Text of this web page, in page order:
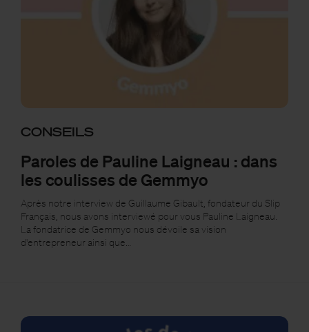
CONSEILS
Paroles de Pauline Laigneau : dans
les coulisses de Gemmyo
Après notre interview de Guillaume Gibault, fondateur du Slip
Français, nous avons interviewé pour vous Pauline Laigneau.
La fondatrice de Gemmyo nous dévoile sa vision
d'entrepreneur ainsi que…